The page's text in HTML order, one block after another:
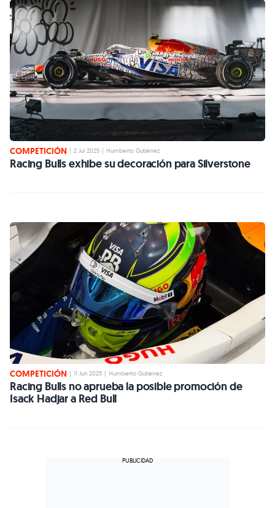
COMPETICIÓN 2 Jul 2025 Humberto Gutiérrez
Racing Bulls exhibe su decoración para Silverstone
COMPETICIÓN 11 Jun 2025 Humberto Gutiérrez
Racing Bulls no aprueba la posible promoción de
Isack Hadjar a Red Bull